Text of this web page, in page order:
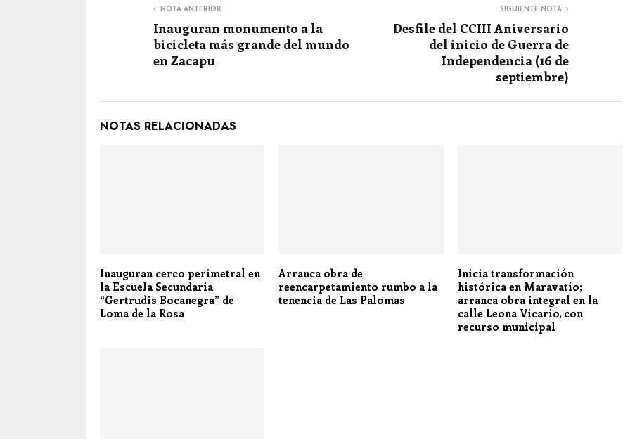
NOTA ANTERIOR
Inauguran monumento a la
bicicleta más grande del mundo
en Zacapu
SIGUIENTE NOTA
Desfile del CCIII Aniversario
del inicio de Guerra de
Independencia (16 de
septiembre)
NOTAS RELACIONADAS
Inauguran cerco perimetral en
la Escuela Secundaria
“Gertrudis Bocanegra” de
Loma de la Rosa
Arranca obra de
reencarpetamiento rumbo a la
tenencia de Las Palomas
Inicia transformación
histórica en Maravatío;
arranca obra integral en la
calle Leona Vicario, con
recurso municipal